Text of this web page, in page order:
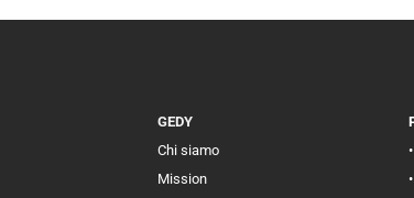
GEDY
Chi siamo
Mission